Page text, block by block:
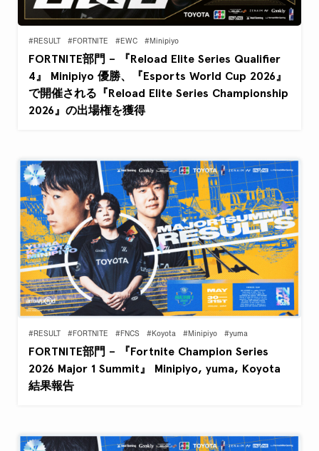
#RESULT #FORTNITE #EWC #Minipiyo
FORTNITE部門 – 『Reload Elite Series Qualifier
4』 Minipiyo 優勝、『Esports World Cup 2026』
で開催される『Reload Elite Series Championship
2026』の出場権を獲得
#RESULT #FORTNITE #FNCS #Koyota #Minipiyo #yuma
FORTNITE部門 – 『Fortnite Champion Series
2026 Major 1 Summit』 Minipiyo, yuma, Koyota
結果報告